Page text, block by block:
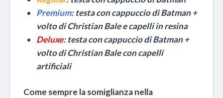
Premium: testa con cappuccio di Batman +
volto di Christian Bale e capelli in resina
Deluxe: testa con cappuccio di Batman +
volto di Christian Bale con capelli
artificiali
Come sempre la somiglianza nella